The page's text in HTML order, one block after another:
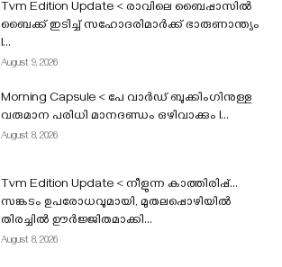
Tvm Edition Update < രാവിലെ ബൈപ്പാസിൽ
ബൈക്ക് ഇടിച്ച് സഹോദരിമാർക്ക് ഭാരുണാന്ത്യം
l...
August 9, 2026
Morning Capsule < പേ വാർഡ് ബുക്കിംഗിനുള്ള
വരുമാന പരിധി മാനദണ്ഡം ഒഴിവാക്കും I...
August 8, 2026
Tvm Edition Update < നീളുന്ന കാത്തിരിപ്പ്…
സങ്കടം ഉപരോധവുമായി, മുതലപ്പൊഴിയിൽ
തിരച്ചിൽ ഊർജ്ജിതമാക്കി...
August 8, 2026